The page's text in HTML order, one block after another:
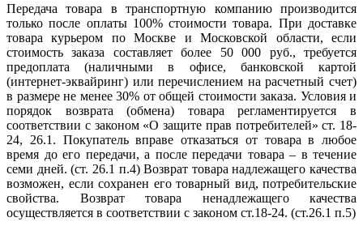
Передача товара в транспортную компанию производится
только после оплаты 100% стоимости товара. При доставке
товара курьером по Москве и Московской области, если
стоимость заказа составляет более 50 000 руб., требуется
предоплата (наличными в офисе, банковской картой
(интернет-эквайринг) или перечислением на расчетный счет)
в размере не менее 30% от общей стоимости заказа. Условия и
порядок возврата (обмена) товара регламентируется в
соответствии с законом «О защите прав потребителей» ст. 18-
24, 26.1. Покупатель вправе отказаться от товара в любое
время до его передачи, а после передачи товара – в течение
семи дней. (ст. 26.1 п.4) Возврат товара надлежащего качества
возможен, если сохранен его товарный вид, потребительские
свойства. Возврат товара ненадлежащего качества
осуществляется в соответствии с законом ст.18-24. (ст.26.1 п.5)